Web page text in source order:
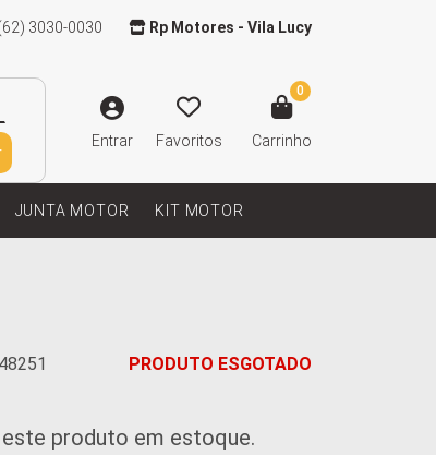
3030-0030 Rp Motores - Vila Lucy
Entrar Favoritos
0
Carrinho
JUNTA MOTOR KIT MOTOR
PRODUTO ESGOTADO
produto em estoque.